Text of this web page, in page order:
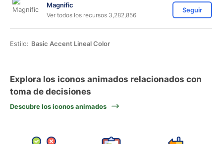
Magnific
Ver todos los recursos 3,282,856
Seguir
Estilo: Basic Accent Lineal Color
Explora los iconos animados relacionados con
toma de decisiones
Descubre los iconos animados